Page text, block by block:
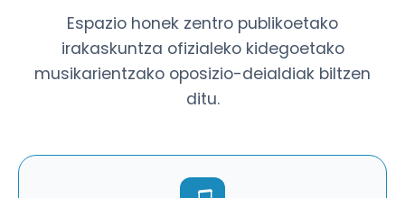
Espazio honek zentro publikoetako
irakaskuntza ofizialeko kidegoetako
musikarientzako oposizio-deialdiak biltzen
ditu.